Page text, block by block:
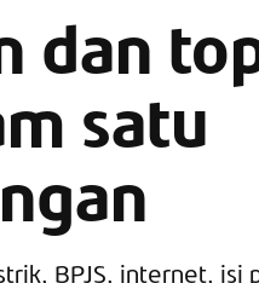
dan
satu
BPJS, internet, isi